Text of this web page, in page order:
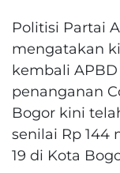
Politisi Partai
mengatakan
kembali
penanganan
Bogor kini
senilai Rp 144
19 di Kota